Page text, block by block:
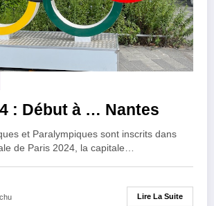
: Début à … Nantes
et Paralympiques sont inscrits dans
de Paris 2024, la capitale…
Lire La Suite